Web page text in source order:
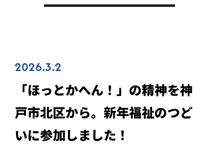
2026.3.2
「ほっとかへん！」の精神を神
戸市北区から。新年福祉のつど
いに参加しました！